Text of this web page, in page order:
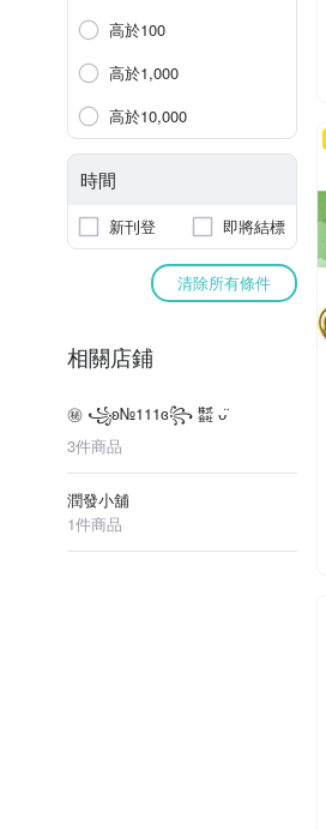
高於100
高於1,000
高於10,000
時間
新刊登 即將結標
清除所有條件
相關店鋪
㊙ ꧁ʚ№111ɞ꧂ ㍿ ᴗ̈
3件商品
潤發小舖
1件商品